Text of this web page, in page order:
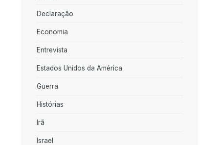
Declaração
Economia
Entrevista
Estados Unidos da América
Guerra
Histórias
Irã
Israel